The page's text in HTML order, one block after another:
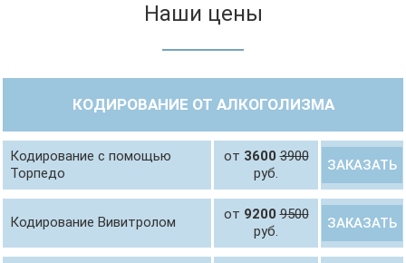
Наши цены
КОДИРОВАНИЕ ОТ АЛКОГОЛИЗМА
Кодирование с помощью
Торпедо
от 36003900
руб.
ЗАКАЗАТЬ
Кодирование Вивитролом от 92009500
руб.
ЗАКАЗАТЬ